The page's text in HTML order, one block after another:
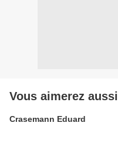
Vous aimerez aussi
Crasemann Eduard